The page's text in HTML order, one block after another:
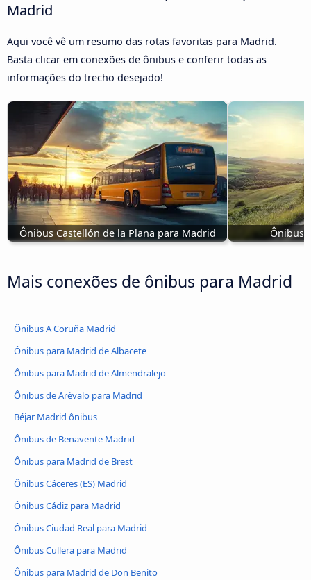
Madrid
Aqui você vê um resumo das rotas favoritas para Madrid.
Basta clicar em conexões de ônibus e conferir todas as
informações do trecho desejado!
Ônibus Castellón de la Plana para Madrid Ônibus
Mais conexões de ônibus para Madrid
Ônibus A Coruña Madrid
Ônibus para Madrid de Albacete
Ônibus para Madrid de Almendralejo
Ônibus de Arévalo para Madrid
Béjar Madrid ônibus
Ônibus de Benavente Madrid
Ônibus para Madrid de Brest
Ônibus Cáceres‎‎ (ES) Madrid
Ônibus Cádiz para Madrid
Ônibus Ciudad Real para Madrid
Ônibus Cullera para Madrid
Ônibus para Madrid de Don Benito